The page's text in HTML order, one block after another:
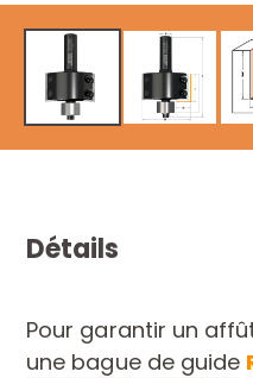
Détails
Pour garantir un
une bague de guide